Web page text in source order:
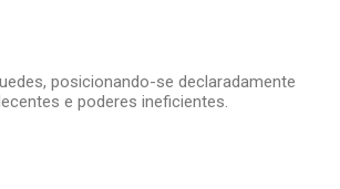
posicionando-se declaradamente
e poderes ineficientes.